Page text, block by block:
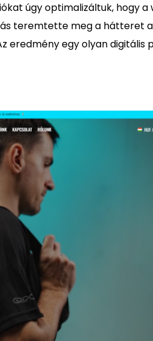
úgy optimalizáltuk, hogy a
teremtette meg a hátteret
eredmény egy olyan